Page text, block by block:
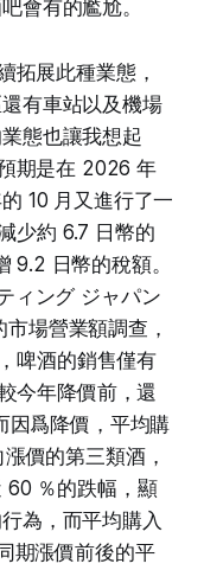
會有的尷尬。
拓展此種業態，
有車站以及機場
態也讓我想起
期是在 2026 年
10 月又進行了一
少約 6.7 日幣的
9.2 日幣的稅額。
ィング ジャパン
場營業額調查，
啤酒的銷售僅有
今年降價前，還
因爲降價，平均購
價的第三類酒，
60 ％的跌幅，顯
為，而平均購入
期漲價前後的平